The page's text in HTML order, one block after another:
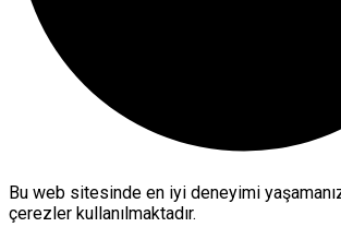
Bu web sitesinde en iyi deneyimi
çerezler kullanılmaktadır.